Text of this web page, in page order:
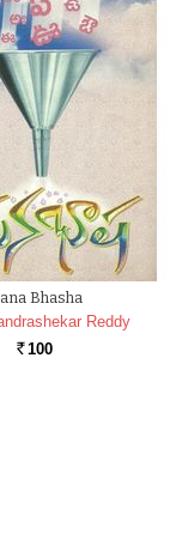
Bhasha
Reddy
Rs. 100